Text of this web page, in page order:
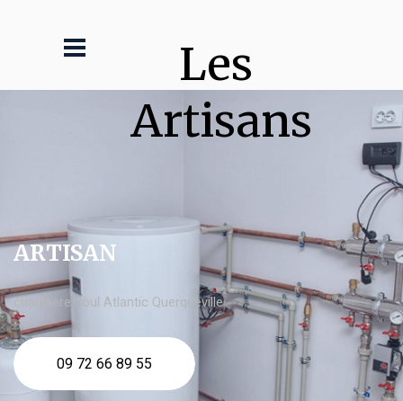
Les
Artisans
ARTISAN
chaudière fioul Atlantic Querqueville
09 72 66 89 55